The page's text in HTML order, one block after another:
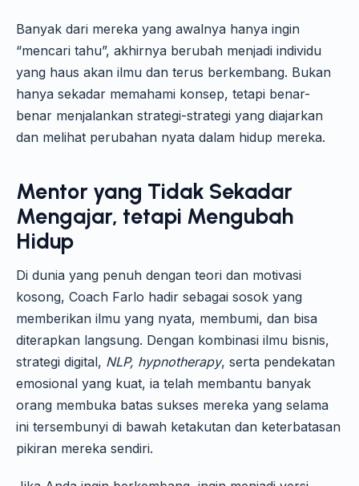
Banyak dari mereka yang awalnya hanya ingin
“mencari tahu”, akhirnya berubah menjadi individu
yang haus akan ilmu dan terus berkembang. Bukan
hanya sekadar memahami konsep, tetapi benar-
benar menjalankan strategi-strategi yang diajarkan
dan melihat perubahan nyata dalam hidup mereka.
Mentor yang Tidak Sekadar
Mengajar, tetapi Mengubah
Hidup
Di dunia yang penuh dengan teori dan motivasi
kosong, Coach Farlo hadir sebagai sosok yang
memberikan ilmu yang nyata, membumi, dan bisa
diterapkan langsung. Dengan kombinasi ilmu bisnis,
strategi digital, NLP, hypnotherapy, serta pendekatan
emosional yang kuat, ia telah membantu banyak
orang membuka batas sukses mereka yang selama
ini tersembunyi di bawah ketakutan dan keterbatasan
pikiran mereka sendiri.